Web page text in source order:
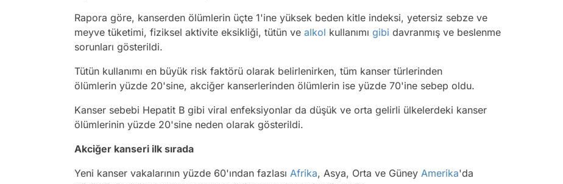
Rapora göre, kanserden ölümlerin üçte 1'ine yüksek beden kitle indeksi, yetersiz sebze ve
meyve tüketimi, fiziksel aktivite eksikliği, tütün ve alkol kullanımı gibi davranmış ve beslenme
sorunları gösterildi.
Tütün kullanımı en büyük risk faktörü olarak belirlenirken, tüm kanser türlerinden
ölümlerin yüzde 20'sine, akciğer kanserlerinden ölümlerin ise yüzde 70'ine sebep oldu.
Kanser sebebi Hepatit B gibi viral enfeksiyonlar da düşük ve orta gelirli ülkelerdeki kanser
ölümlerinin yüzde 20'sine neden olarak gösterildi.
Akciğer kanseri ilk sırada
Yeni kanser vakalarının yüzde 60'ından fazlası Afrika, Asya, Orta ve Güney Amerika'da